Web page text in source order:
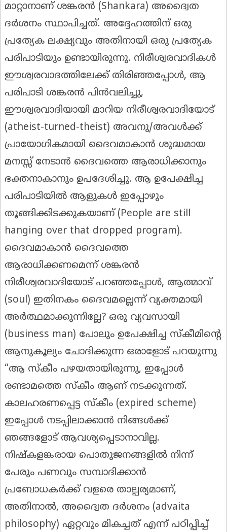
മാറ്റാനാണ് ശങ്കരൻ (Shankara) അദ്വൈത
ദർശനം സ്ഥാപിച്ചത്. അദ്ദേഹത്തിന് ഒരു
പ്രത്യേക ലക്ഷ്യവും അതിനായി ഒരു പ്രത്യേക
പരിപാടിയും ഉണ്ടായിരുന്നു. നിരീശ്വരവാദികൾ
ഈശ്വരവാദത്തിലേക്ക് തിരിഞ്ഞപ്പോൾ, ആ
പരിപാടി ശങ്കരൻ പിൻവലിച്ചു,
ഈശ്വരവാദിയായി മാറിയ നിരീശ്വരവാദിയോട്
(atheist-turned-theist) അവനു/അവൾക്ക്
പ്രായോഗികമായി ദൈവമാകാൻ ശുദ്ധമായ
മനസ്സ് നേടാൻ ദൈവത്തെ ആരാധിക്കാനും
ഭക്തനാകാനും ഉപദേശിച്ചു. ആ ഉപേക്ഷിച്ച
പരിപാടിയിൽ ആളുകൾ ഇപ്പോഴും
തൂങ്ങിക്കിടക്കുകയാണ് (People are still
hanging over that dropped program).
ദൈവമാകാൻ ദൈവത്തെ
ആരാധിക്കണമെന്ന് ശങ്കരൻ
നിരീശ്വരവാദിയോട് പറഞ്ഞപ്പോൾ, ആത്മാവ്
(soul) ഇതിനകം ദൈവമല്ലെന്ന് വ്യക്തമായി
അർത്ഥമാക്കുന്നില്ലേ? ഒരു വ്യവസായി
(business man) പോലും ഉപേക്ഷിച്ച സ്കീമിന്റെ
ആനുകൂല്യം ചോദിക്കുന്ന ഒരാളോട് പറയുന്നു
“ആ സ്കീം പഴയതായിരുന്നു, ഇപ്പോൾ
രണ്ടാമത്തെ സ്കീം ആണ് നടക്കുന്നത്.
കാലഹരണപ്പെട്ട സ്കീം (expired scheme)
ഇപ്പോൾ നടപ്പിലാക്കാൻ നിങ്ങൾക്ക്
ഞങ്ങളോട് ആവശ്യപ്പെടാനാവില്ല.
നിഷ്കളങ്കരായ പൊതുജനങ്ങളിൽ നിന്ന്
പേരും പണവും സമ്പാദിക്കാൻ
പ്രബോധകർക്ക് വളരെ താല്പര്യമാണ്,
അതിനാൽ, അദ്വൈത ദർശനം (advaita
philosophy) ഏറ്റവും മികച്ചത് എന്ന് പഠിപ്പിച്ച്‌